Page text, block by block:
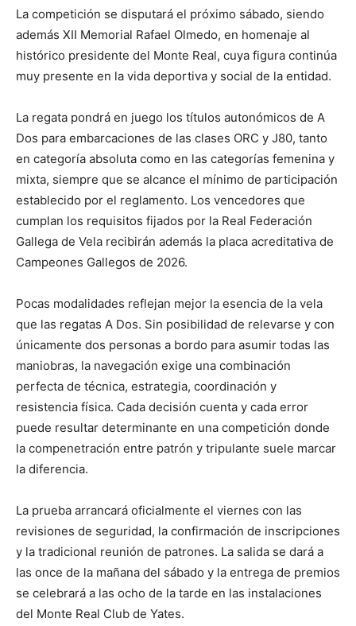
La competición se disputará el próximo sábado, siendo
además XII Memorial Rafael Olmedo, en homenaje al
histórico presidente del Monte Real, cuya figura continúa
muy presente en la vida deportiva y social de la entidad.
La regata pondrá en juego los títulos autonómicos de A
Dos para embarcaciones de las clases ORC y J80, tanto
en categoría absoluta como en las categorías femenina y
mixta, siempre que se alcance el mínimo de participación
establecido por el reglamento. Los vencedores que
cumplan los requisitos fijados por la Real Federación
Gallega de Vela recibirán además la placa acreditativa de
Campeones Gallegos de 2026.
Pocas modalidades reflejan mejor la esencia de la vela
que las regatas A Dos. Sin posibilidad de relevarse y con
únicamente dos personas a bordo para asumir todas las
maniobras, la navegación exige una combinación
perfecta de técnica, estrategia, coordinación y
resistencia física. Cada decisión cuenta y cada error
puede resultar determinante en una competición donde
la compenetración entre patrón y tripulante suele marcar
la diferencia.
La prueba arrancará oficialmente el viernes con las
revisiones de seguridad, la confirmación de inscripciones
y la tradicional reunión de patrones. La salida se dará a
las once de la mañana del sábado y la entrega de premios
se celebrará a las ocho de la tarde en las instalaciones
del Monte Real Club de Yates.